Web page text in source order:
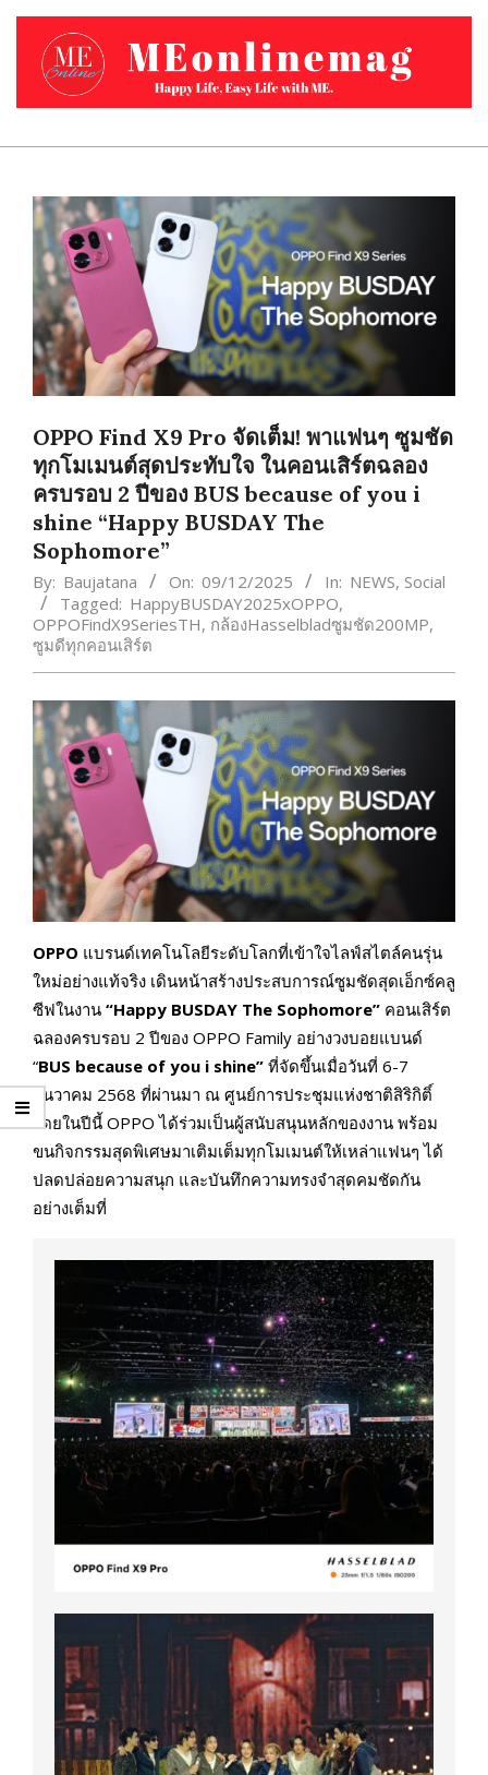
Skip
content
Primary
Menu
OPPO Find X9 Pro จัดเต็ม! พาแฟนๆ ซูมชัด
ทุกโมเมนต์สุดประทับใจ ในคอนเสิร์ตฉลอง
ครบรอบ 2 ปีของ BUS because of you i
shine “Happy BUSDAY The
Sophomore”
By: Baujatana On: 09/12/2025 In: NEWS, Social
Tagged: HappyBUSDAY2025xOPPO,
OPPOFindX9SeriesTH, กล้องHasselbladซูมชัด200MP,
ซูมดีทุกคอนเสิร์ต
OPPO แบรนด์เทคโนโลยีระดับโลกที่เข้าใจไลฟ์สไตล์คนรุ่น
ใหม่อย่างแท้จริง เดินหน้าสร้างประสบการณ์ซูมชัดสุดเอ็กซ์คลู
ซีฟในงาน “Happy BUSDAY The Sophomore” คอนเสิร์ต
ฉลองครบรอบ 2 ปีของ OPPO Family อย่างวงบอยแบนด์
“BUS because of you i shine” ที่จัดขึ้นเมื่อวันที่ 6-7
ธันวาคม 2568 ที่ผ่านมา ณ ศูนย์การประชุมแห่งชาติสิริกิติ์
โดยในปีนี้ OPPO ได้ร่วมเป็นผู้สนับสนุนหลักของงาน พร้อม
ขนกิจกรรมสุดพิเศษมาเติมเต็มทุกโมเมนต์ให้เหล่าแฟนๆ ได้
ปลดปล่อยความสนุก และบันทึกความทรงจำสุดคมชัดกัน
อย่างเต็มที่